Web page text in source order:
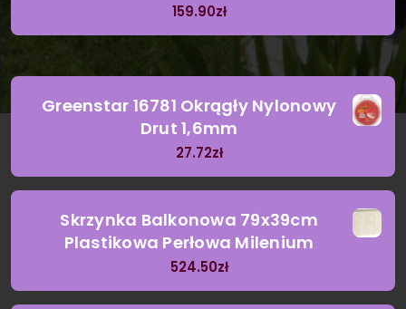
159.90zł
Greenstar 16781 Okrągły Nylonowy
Drut 1,6mm
27.72zł
Skrzynka Balkonowa 79x39cm
Plastikowa Perłowa Milenium
524.50zł